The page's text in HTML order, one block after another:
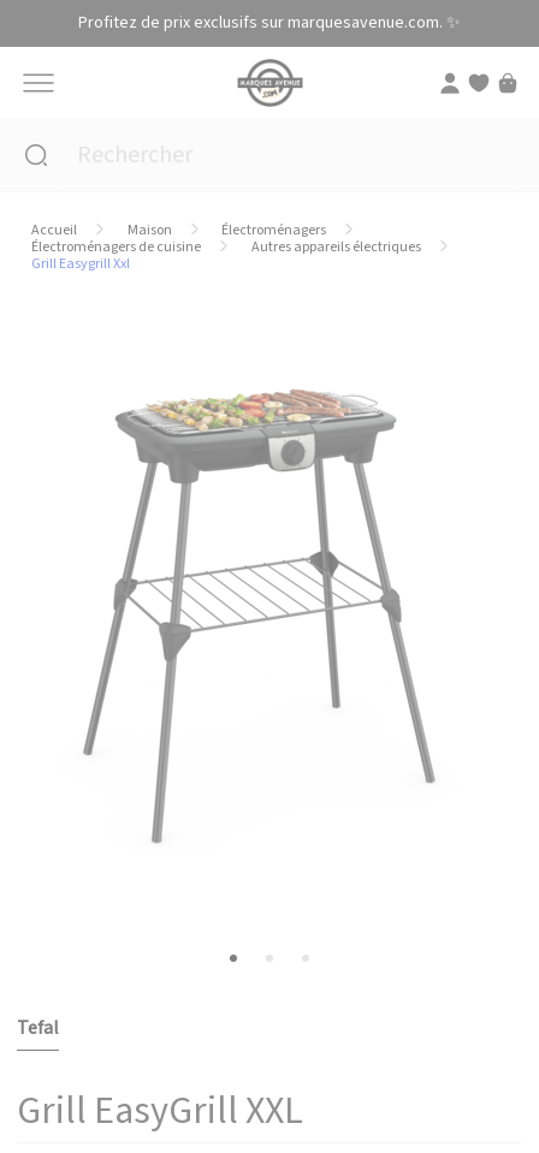
Profitez de prix exclusifs sur marquesavenue.com. ✨
Accueil Maison
Électroménagers
Électroménagers de cuisine
Autres appareils électriques
Grill Easygrill Xxl
Tefal
Grill EasyGrill XXL
Panneau de gestion des cookies